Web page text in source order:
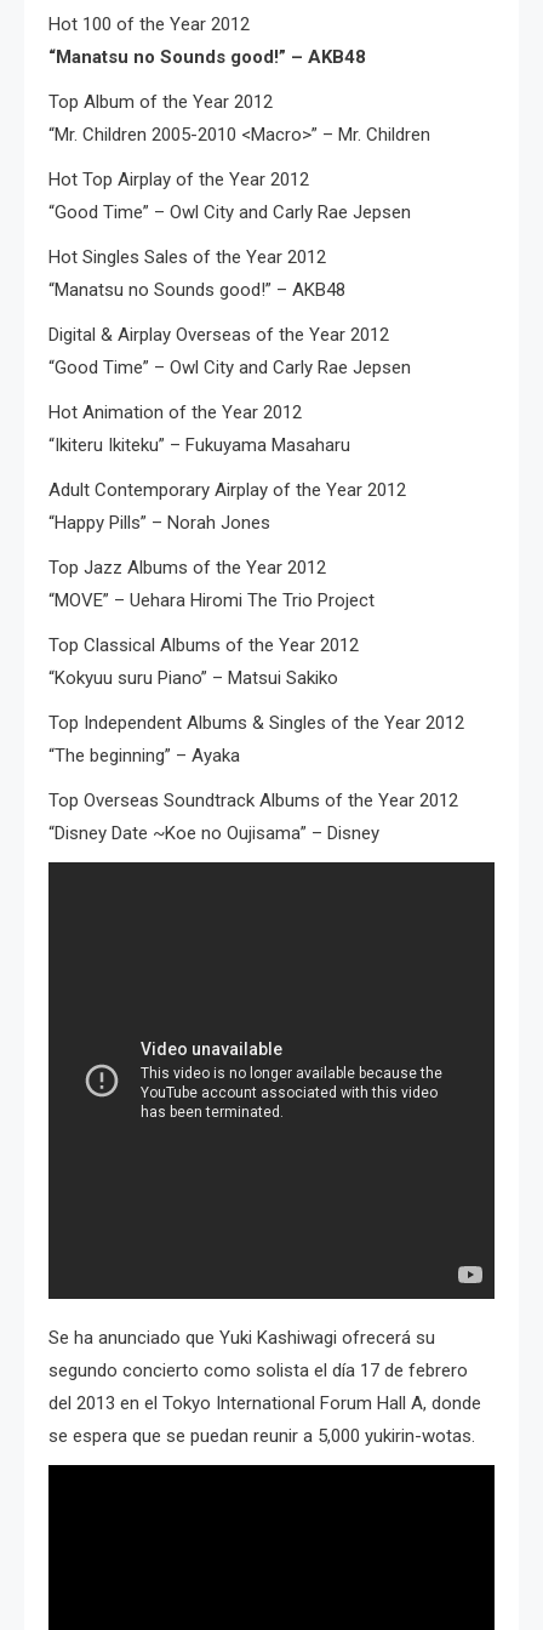
Hot 100 of the Year 2012
“Manatsu no Sounds good!” – AKB48
Top Album of the Year 2012
“Mr. Children 2005-2010 <Macro>” – Mr. Children
Hot Top Airplay of the Year 2012
“Good Time” – Owl City and Carly Rae Jepsen
Hot Singles Sales of the Year 2012
“Manatsu no Sounds good!” – AKB48
Digital & Airplay Overseas of the Year 2012
“Good Time” – Owl City and Carly Rae Jepsen
Hot Animation of the Year 2012
“Ikiteru Ikiteku” – Fukuyama Masaharu
Adult Contemporary Airplay of the Year 2012
“Happy Pills” – Norah Jones
Top Jazz Albums of the Year 2012
“MOVE” – Uehara Hiromi The Trio Project
Top Classical Albums of the Year 2012
“Kokyuu suru Piano” – Matsui Sakiko
Top Independent Albums & Singles of the Year 2012
“The beginning” – Ayaka
Top Overseas Soundtrack Albums of the Year 2012
“Disney Date ~Koe no Oujisama” – Disney
Se ha anunciado que Yuki Kashiwagi ofrecerá su
segundo concierto como solista el día 17 de febrero
del 2013 en el Tokyo International Forum Hall A, donde
se espera que se puedan reunir a 5,000 yukirin-wotas.